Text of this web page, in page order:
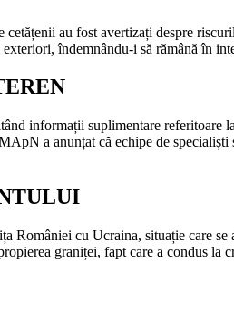
au fost avertizați despre
îndemnându-i să rămână în
informații suplimentare
a anunțat că echipe de
României cu Ucraina, situație care
graniței, fapt care a condus la